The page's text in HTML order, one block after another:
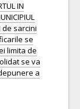
IN
de sarcini
se
limita de
se va
a